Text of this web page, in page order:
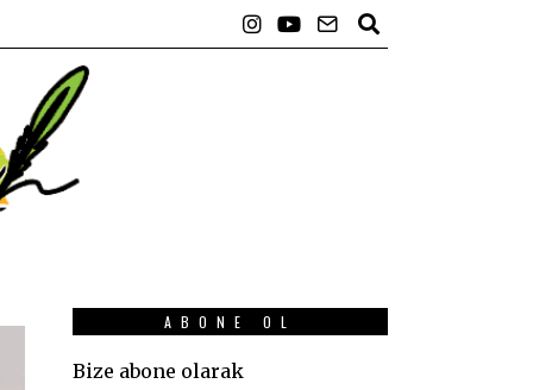
ABONE OL
Bize abone olarak